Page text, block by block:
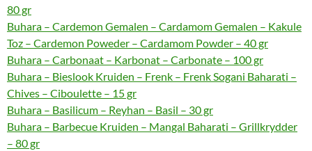
80 gr
Buhara – Cardemon Gemalen – Cardamom Gemalen – Kakule
Toz – Cardemon Poweder – Cardamom Powder – 40 gr
Buhara – Carbonaat – Karbonat – Carbonate – 100 gr
Buhara – Bieslook Kruiden – Frenk – Frenk Sogani Baharati –
Chives – Ciboulette – 15 gr
Buhara – Basilicum – Reyhan – Basil – 30 gr
Buhara – Barbecue Kruiden – Mangal Baharati – Grillkrydder
– 80 gr